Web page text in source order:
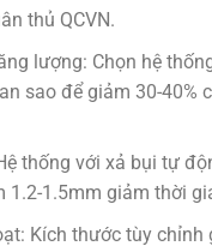
thủ QCVN.
lượng: Chọn hệ
sao để giảm 30-40%
thống với xả bụi tự
1.2-1.5mm giảm thời
: Kích thước tùy chỉnh